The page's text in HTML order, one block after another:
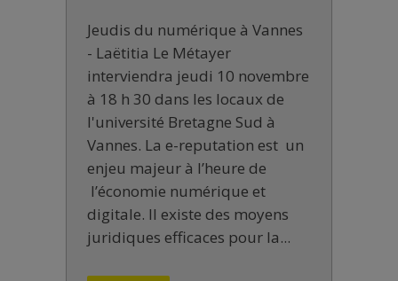
Jeudis du numérique à Vannes
- Laëtitia Le Métayer
interviendra jeudi 10 novembre
à 18 h 30 dans les locaux de
l'université Bretagne Sud à
Vannes. La e-reputation est un
enjeu majeur à l’heure de
l’économie numérique et
digitale. Il existe des moyens
juridiques efficaces pour la...